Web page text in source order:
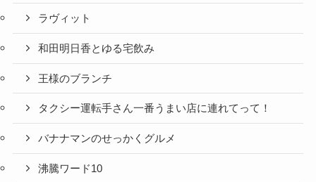
ラヴィット
和田明日香とゆる宅飲み
王様のブランチ
タクシー運転手さん一番うまい店に連れてって！
バナナマンのせっかくグルメ
沸騰ワード10